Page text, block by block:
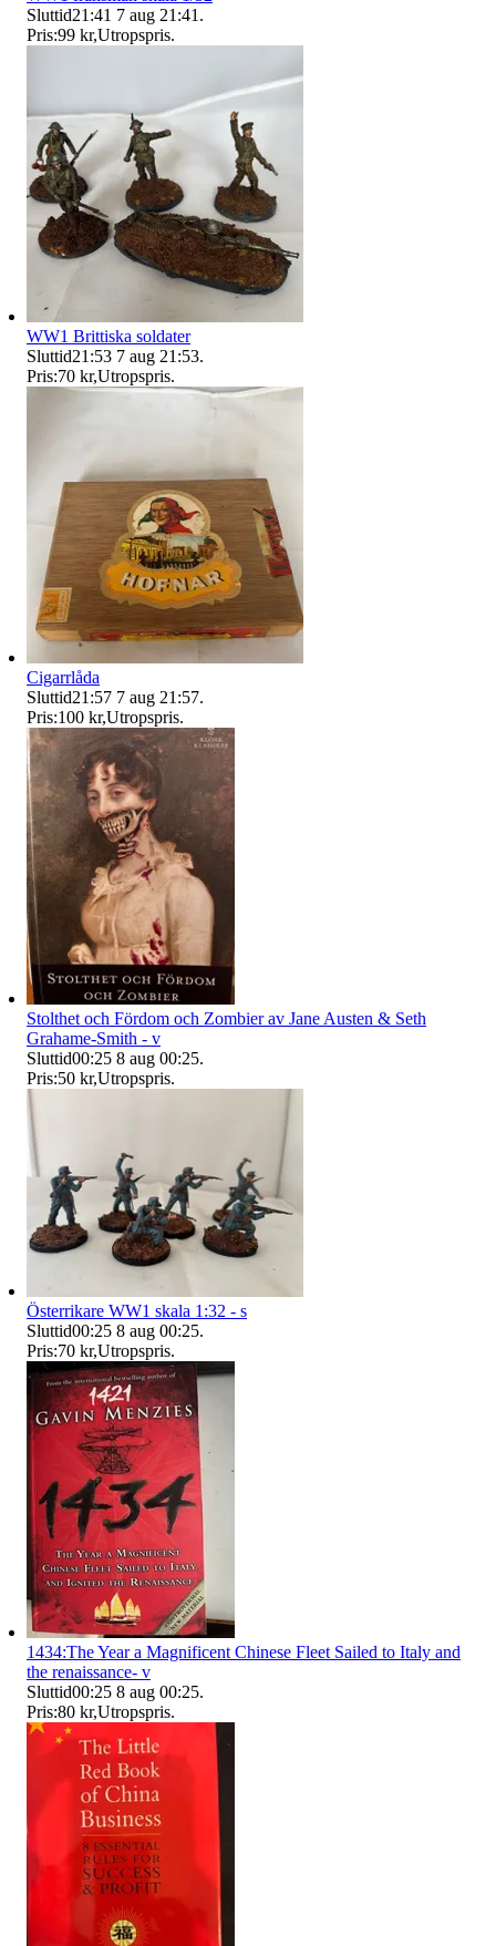
Sluttid21:41 7 aug 21:41 .
Pris:99 kr,Utropspris.
WW1 Brittiska soldater
Sluttid21:53 7 aug 21:53.
Pris:70 kr,Utropspris.
Cigarrlåda
Sluttid21:57 7 aug 21:57.
Pris:100 kr,Utropspris.
Stolthet och Fördom och Zombier av Jane Austen & Seth
Grahame-Smith - v
Sluttid00:25 8 aug 00:25.
Pris:50 kr,Utropspris.
Österrikare WW1 skala 1:32 - s
Sluttid00:25 8 aug 00:25.
Pris:70 kr,Utropspris.
1434:The Year a Magnificent Chinese Fleet Sailed to Italy and
the renaissance- v
Sluttid00:25 8 aug 00:25.
Pris:80 kr,Utropspris.